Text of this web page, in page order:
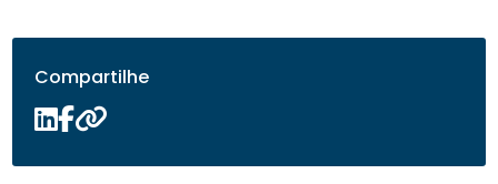
Compartilhe